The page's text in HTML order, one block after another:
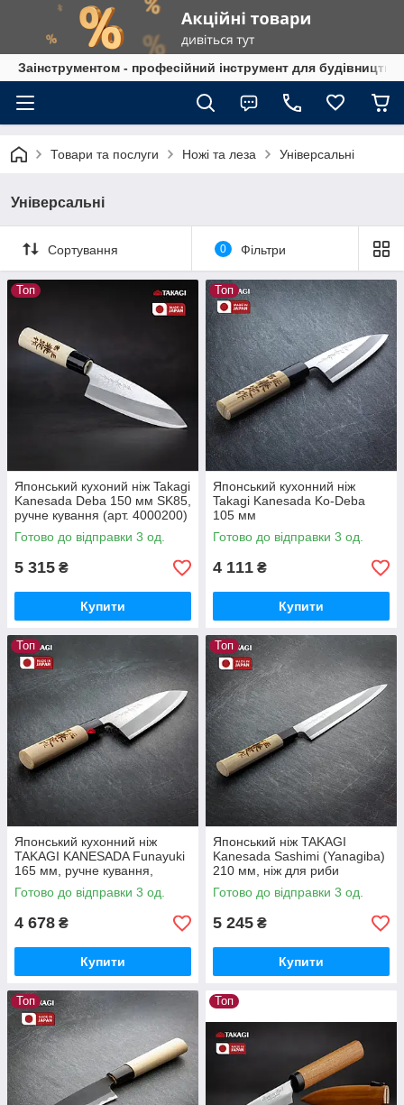
Заінструментом - професійний інструмент для
Товари та послуги Ножі та леза Універсальні
Універсальні
Сортування 0 Фільтри
Топ
Японський кухоний ніж Takagi
Kanesada Deba 150 мм SK85,
ручне кування (арт. 4000200)
Готово до відправки 3 од.
5 315 ₴
Купити
Топ
Японський кухонний ніж
Takagi Kanesada Ko-Deba
105 мм
Готово до відправки 3 од.
4 111 ₴
Купити
Топ
Японський кухонний ніж
TAKAGI KANESADA Funayuki
165 мм, ручне кування,
вуглецева сталь SK85
Готово до відправки 3 од.
4 678 ₴
Купити
Топ
Японський ніж TAKAGI
Kanesada Sashimi (Yanagiba)
210 мм, ніж для риби
Готово до відправки 3 од.
5 245 ₴
Купити
Топ Топ